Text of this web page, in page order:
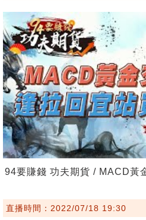
94要賺錢 功夫期貨 / MACD黃
直播時間：2022/07/18 19:30